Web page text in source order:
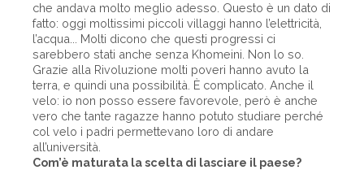
che andava molto meglio adesso. Questo è un dato di
fatto: oggi moltissimi piccoli villaggi hanno l’elettricità,
l’acqua... Molti dicono che questi progressi ci
sarebbero stati anche senza Khomeini. Non lo so.
Grazie alla Rivoluzione molti poveri hanno avuto la
terra, e quindi una possibilità. È complicato. Anche il
velo: io non posso essere favorevole, però è anche
vero che tante ragazze hanno potuto studiare perché
col velo i padri permettevano loro di andare
all’università.
Com’è maturata la scelta di lasciare il paese?